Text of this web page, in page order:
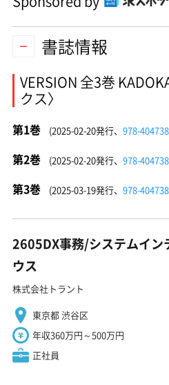
書誌情報
VERSION 全3巻
クス〉
第1巻 (2025-02-20発行、 978-
第2巻 (2025-02-20発行、 978-
第3巻 (2025-03-19発行、 978-
2605DX事務/システムイン
ウス
株式会社トラント
東京都 渋谷区
年収360万円～500万円
正社員